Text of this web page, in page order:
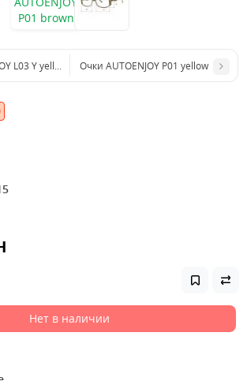
L03 Y yellow Очки AUTOENJOY P01 yellow
Нет в наличии